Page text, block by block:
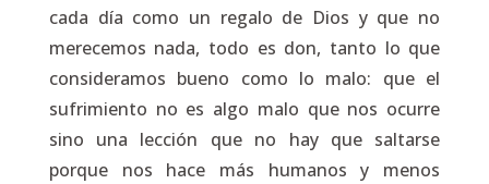
cada día como un regalo de Dios y que no
merecemos nada, todo es don, tanto lo que
consideramos bueno como lo malo: que el
sufrimiento no es algo malo que nos ocurre
sino una lección que no hay que saltarse
porque nos hace más humanos y menos